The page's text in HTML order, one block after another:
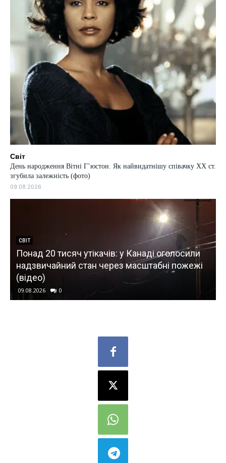
Світ
День народження Вітні Гʼюстон. Як найвидатнішу співачку ХХ ст.
згубила залежність (фото)
09.08.2026
СВІТ
Понад 20 тисяч утікачів: у Канаді оголосили
надзвичайний стан через масштабні пожежі
(відео)
09.08.2026 0